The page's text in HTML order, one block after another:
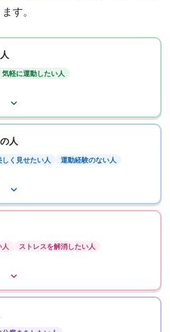
す。
気軽に運動したい人
人
く見せたい人 運動経験のない人
人 ストレスを解消したい人